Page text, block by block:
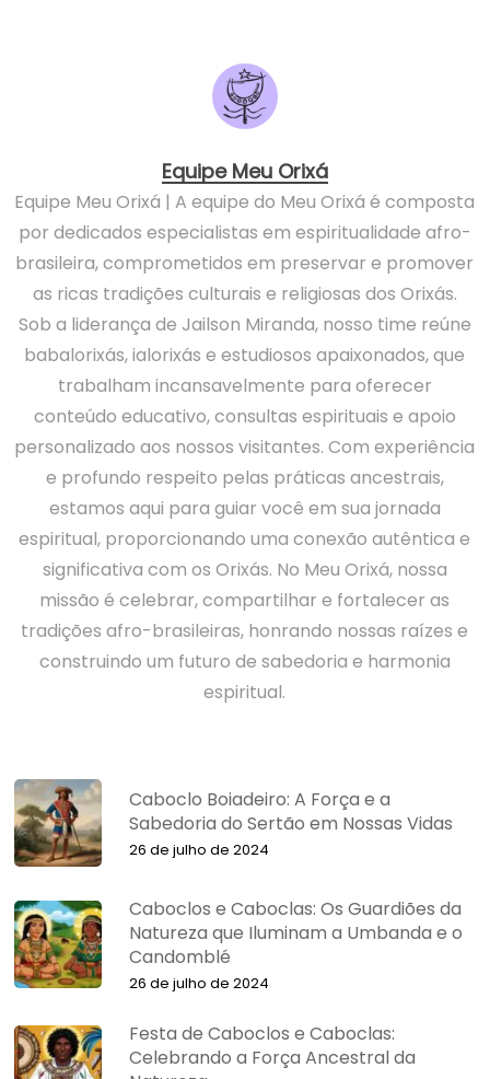
Equipe Meu Orixá
Equipe Meu Orixá | A equipe do Meu Orixá é composta
por dedicados especialistas em espiritualidade afro-
brasileira, comprometidos em preservar e promover
as ricas tradições culturais e religiosas dos Orixás.
Sob a liderança de Jailson Miranda, nosso time reúne
babalorixás, ialorixás e estudiosos apaixonados, que
trabalham incansavelmente para oferecer
conteúdo educativo, consultas espirituais e apoio
personalizado aos nossos visitantes. Com experiência
e profundo respeito pelas práticas ancestrais,
estamos aqui para guiar você em sua jornada
espiritual, proporcionando uma conexão autêntica e
significativa com os Orixás. No Meu Orixá, nossa
missão é celebrar, compartilhar e fortalecer as
tradições afro-brasileiras, honrando nossas raízes e
construindo um futuro de sabedoria e harmonia
espiritual.
Caboclo Boiadeiro: A Força e a
Sabedoria do Sertão em Nossas Vidas
26 de julho de 2024
Caboclos e Caboclas: Os Guardiões da
Natureza que Iluminam a Umbanda e o
Candomblé
26 de julho de 2024
Festa de Caboclos e Caboclas:
Celebrando a Força Ancestral da